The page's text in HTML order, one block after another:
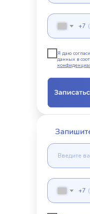
+7
Я даю
данных в
+7